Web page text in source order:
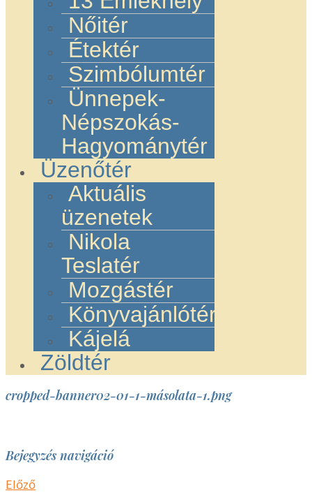
Nőitér
Étektér
Szimbólumtér
Ünnepek-
Népszokás-
Hagyománytér
Üzenőtér
Aktuális
üzenetek
Nikola
Teslatér
Mozgástér
Könyvajánlótér
Kájelá
Zöldtér
cropped-banner02-01-1-másolata-1.png
Bejegyzés navigáció
Előző